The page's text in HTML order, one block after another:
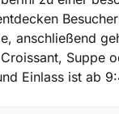
anschließend
Suppe
Einlass ist ab